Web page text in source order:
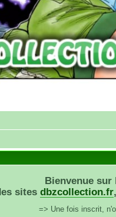
Bienvenue
sites dbzcollection.fr
=> Une fois inscrit,